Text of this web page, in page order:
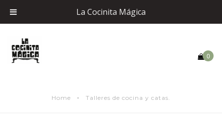
0
Home Talleres de cocina y catas.
La Cocinita Mágica